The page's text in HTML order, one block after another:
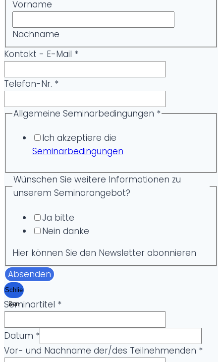
Vorname
Nachname
Kontakt - E-Mail *
Telefon-Nr. *
Allgemeine Seminarbedingungen *
Ich akzeptiere die
Seminarbedingungen
Wünschen Sie weitere Informationen zu
unserem Seminarangebot?
Ja bitte
Nein danke
Hier können Sie den Newsletter abonnieren
Absenden
Schlie
ßen
Seminartitel *
Datum *
Vor- und Nachname der/des Teilnehmenden *